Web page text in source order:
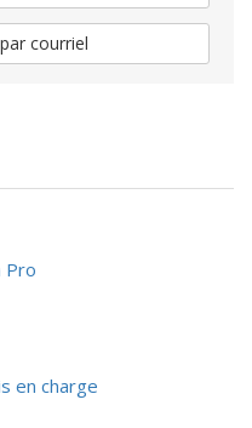
courriel
Pro
en charge